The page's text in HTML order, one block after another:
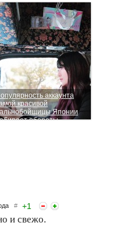
аккаунта
красивой
Японии
обороты
# +1
и свежо.